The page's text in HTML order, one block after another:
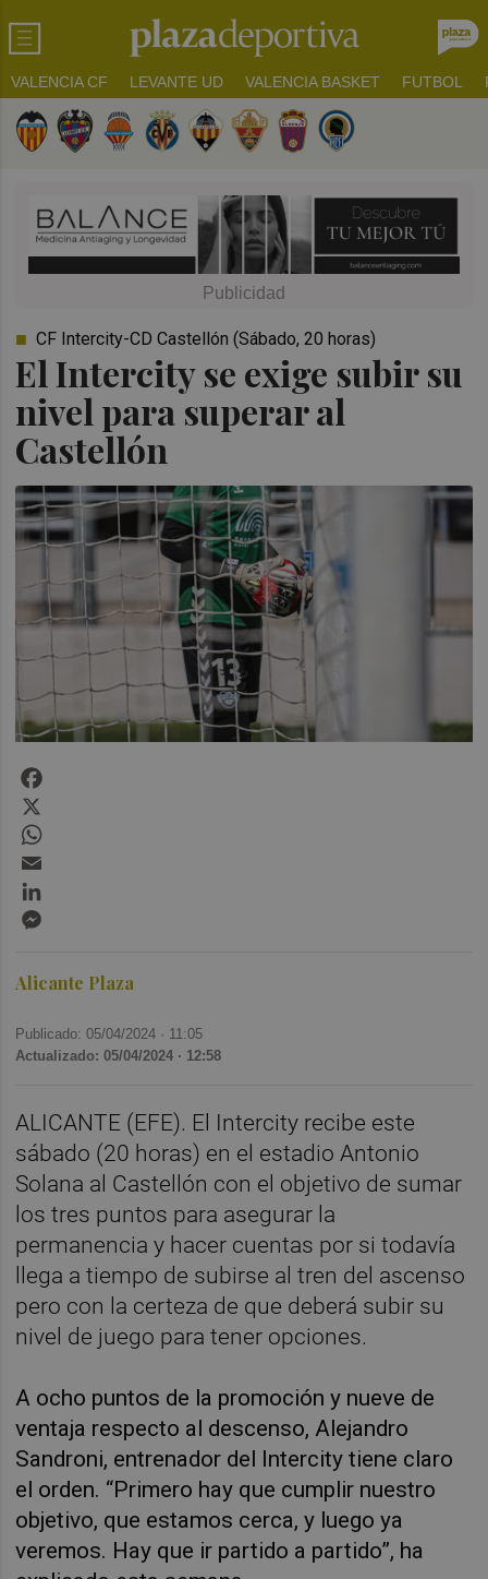
VALENCIA CF LEVANTE UD VALENCIA BASKET FUTBOL
El Intercity se exige subir su
nivel para superar al
Castellón
CF Intercity-CD Castellón (Sábado, 20 horas)
Alicante Plaza
Publicado: 05/04/2024 · 11:05
Actualizado: 05/04/2024 · 12:58
ALICANTE (EFE). El Intercity recibe este
sábado (20 horas) en el estadio Antonio
Solana al Castellón con el objetivo de sumar
los tres puntos para asegurar la
permanencia y hacer cuentas por si todavía
llega a tiempo de subirse al tren del ascenso
pero con la certeza de que deberá subir su
nivel de juego para tener opciones.
A ocho puntos de la promoción y nueve de
ventaja respecto al descenso, Alejandro
Sandroni, entrenador del Intercity tiene claro
el orden. “Primero hay que cumplir nuestro
objetivo, que estamos cerca, y luego ya
veremos. Hay que ir partido a partido”, ha